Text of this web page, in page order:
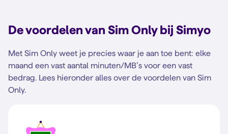
De voordelen van Sim Only bij Simyo
Met Sim Only weet je precies waar je aan toe bent: elke
maand een vast aantal minuten/MB’s voor een vast
bedrag. Lees hieronder alles over de voordelen van Sim
Only.